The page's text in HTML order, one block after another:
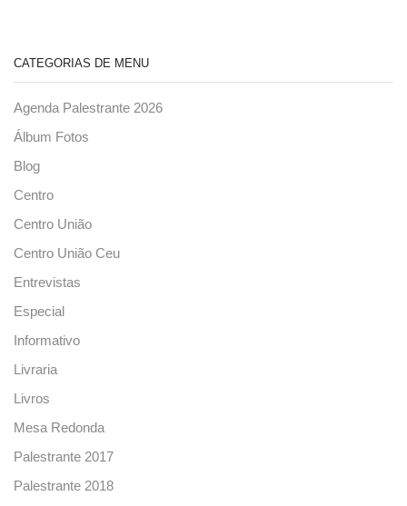
CATEGORIAS DE MENU
Agenda Palestrante 2026
Álbum Fotos
Blog
Centro
Centro União
Centro União Ceu
Entrevistas
Especial
Informativo
Livraria
Livros
Mesa Redonda
Palestrante 2017
Palestrante 2018